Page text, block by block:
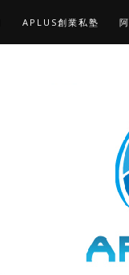
APLUS創業私塾